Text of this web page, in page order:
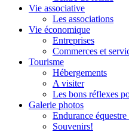
Vie associative
Les associations
Vie économique
Entreprises
Commerces et
Tourisme
Hébergements
A visiter
Les bons réflexes
Galerie photos
Endurance
Souvenirs!